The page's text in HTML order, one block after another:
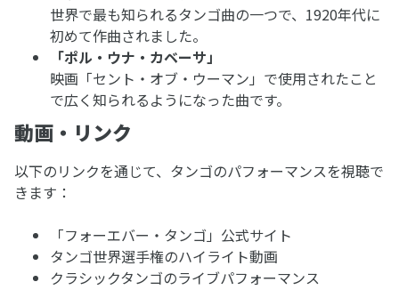
世界で最も知られるタンゴ曲の一つで、1920年代に
初めて作曲されました。
「ポル・ウナ・カベーサ」
映画「セント・オブ・ウーマン」で使用されたこと
で広く知られるようになった曲です。
動画・リンク
以下のリンクを通じて、タンゴのパフォーマンスを視聴で
きます：
「フォーエバー・タンゴ」公式サイト
タンゴ世界選手権のハイライト動画
クラシックタンゴのライブパフォーマンス